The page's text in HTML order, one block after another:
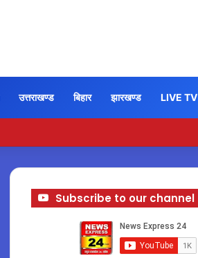
उत्तराखण्ड बिहार झारखण्ड LIVE TV
Subscribe to our channel